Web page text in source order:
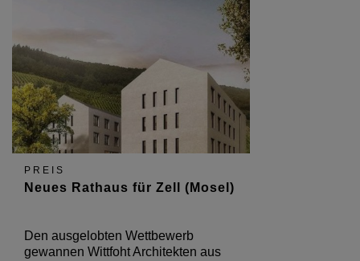
PREIS
Neues Rathaus für Zell (Mosel)
Den ausgelobten Wettbewerb
gewannen Wittfoht Architekten aus